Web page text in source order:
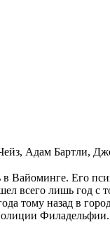
Адам Бартли,
Вайоминге. Его
всего лишь год с
тому назад в
Филадельфии.